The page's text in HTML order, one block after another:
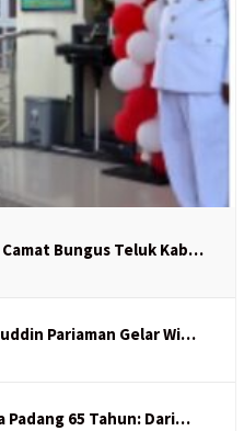
Bungus Teluk Kab…
Pariaman Gelar Wi…
Padang 65 Tahun: Dari…